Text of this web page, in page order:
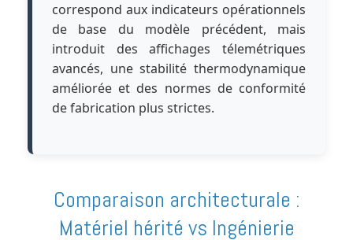
correspond aux indicateurs opérationnels
de base du modèle précédent, mais
introduit des affichages télemétriques
avancés, une stabilité thermodynamique
améliorée et des normes de conformité
de fabrication plus strictes.
Comparaison architecturale :
Matériel hérité vs Ingénierie